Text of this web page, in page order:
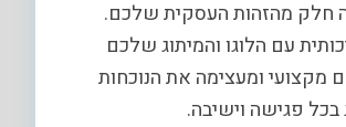
זה חלק מהזהות העסקית שלכם.
עם הלוגו והמיתוג שלכם
מקצועי ומעצימה את הנוכחות
פגישה וישיבה.